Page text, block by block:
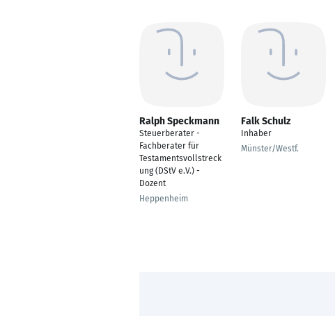
Ralph Speckmann
Steuerberater -
Fachberater für
Testamentsvollstreck
ung (DStV e.V.) -
Dozent
Heppenheim
Falk Schulz
Inhaber
Münster/Westf.